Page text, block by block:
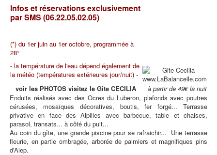
Infos et réservations exclusivement
par SMS (06.22.05.02.05)
(*) du 1er juin au 1er octobre, programmée à
28°
- la température de l'eau dépend également de
la météo (températures extérieures jour/nuit) -
voir les PHOTOS visitez le Gîte CECILIA
à partir de 49€ la nuit
Enduits réalisés avec des Ocres du Luberon, plafonds avec poutres
cérusées, mosaïques décoratives, boutis, fer forgé... Terrasse
privative en face des Alpilles avec barbecue, table et chaises,
parasol, transats... à côté du puit...
Au coin du gîte, une grande piscine pour se rafraichir... Une terrasse
fleurie, en partie ombragée, arborée de palmiers et magnifiques pins
d'Alep.